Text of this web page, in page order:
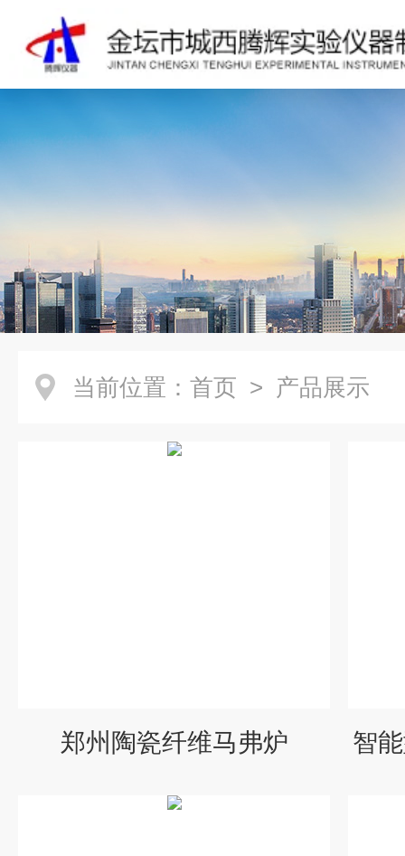
当前位置： 首页 > 产品展示
郑州陶瓷纤维马弗炉 智